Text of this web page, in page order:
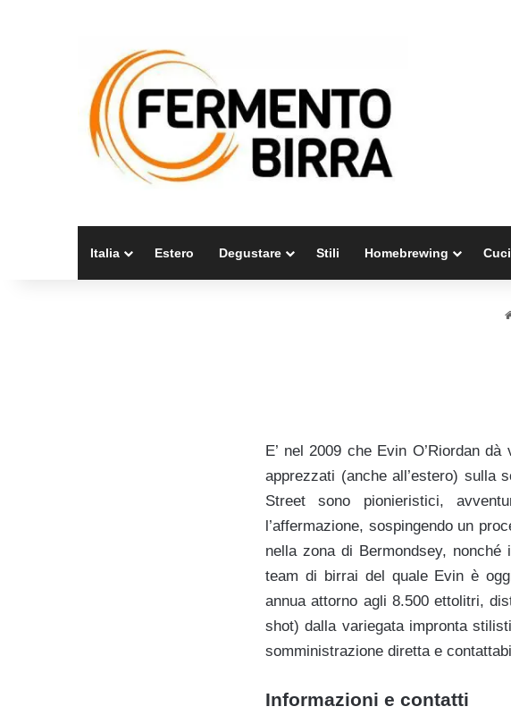
Italia Estero Degustare Stili Homebrewing
E’ nel 2009 che Evin O’Riordan
apprezzati (anche all’estero) sulla
Street sono pionieristici,
l’affermazione, sospingendo un
nella zona di Bermondsey, nonché
team di birrai del quale Evin è
annua attorno agli 8.500 ettolitri,
shot) dalla variegata impronta
somministrazione diretta e
Informazioni e contatti